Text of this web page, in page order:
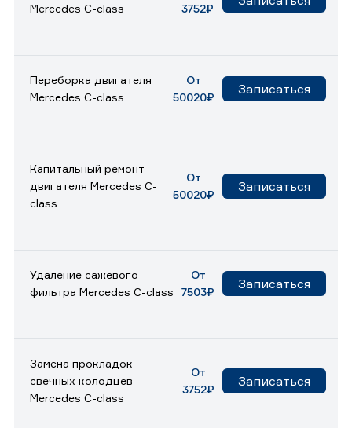
Mercedes C-class 3752₽
Переборка двигателя
Mercedes C-class
От
50020₽
Записаться
Капитальный ремонт
двигателя Mercedes C-
class
От
50020₽
Записаться
Удаление сажевого
фильтра Mercedes C-class
От
7503₽
Записаться
Замена прокладок
свечных колодцев
Mercedes C-class
От
3752₽
Записаться